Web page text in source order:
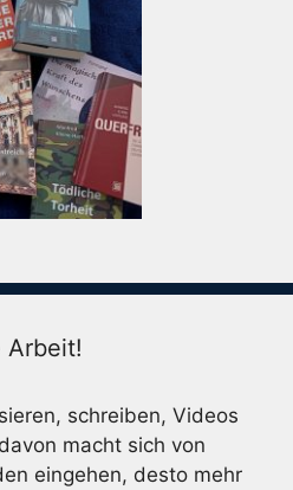
Arbeit!
schreiben, Videos
macht sich von
eingehen, desto mehr